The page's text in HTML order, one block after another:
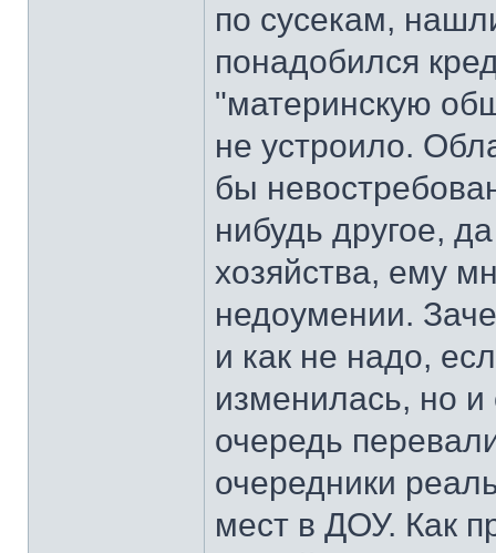
по сусекам,
понадобился
"материнскую
не устроило.
бы
нибудь другое,
хозяйства, ему
недоумении.
и как не надо,
изменилась, но и
очередь
очередники
мест в ДОУ. Как